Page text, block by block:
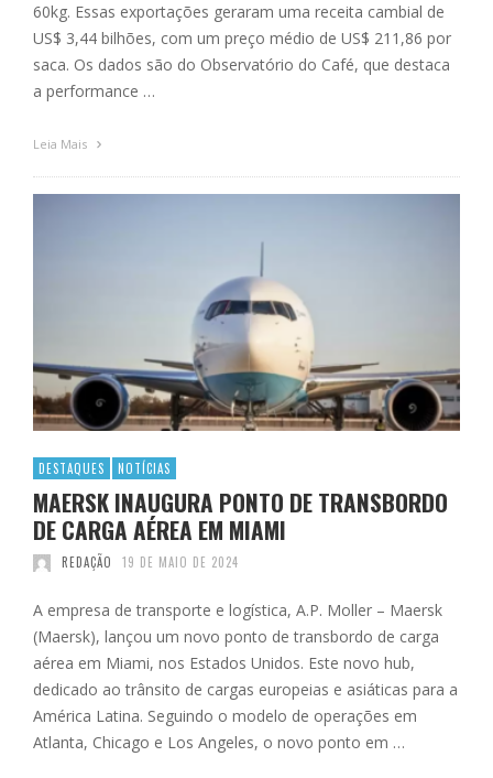
60kg. Essas exportações geraram uma receita cambial de
US$ 3,44 bilhões, com um preço médio de US$ 211,86 por
saca. Os dados são do Observatório do Café, que destaca
a performance …
Leia Mais
DESTAQUES NOTÍCIAS
MAERSK INAUGURA PONTO DE TRANSBORDO
DE CARGA AÉREA EM MIAMI
REDAÇÃO 19 DE MAIO DE 2024
A empresa de transporte e logística, A.P. Moller – Maersk
(Maersk), lançou um novo ponto de transbordo de carga
aérea em Miami, nos Estados Unidos. Este novo hub,
dedicado ao trânsito de cargas europeias e asiáticas para a
América Latina. Seguindo o modelo de operações em
Atlanta, Chicago e Los Angeles, o novo ponto em …